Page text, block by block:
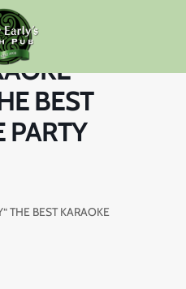
BEST
PARTY
THE BEST KARAOKE